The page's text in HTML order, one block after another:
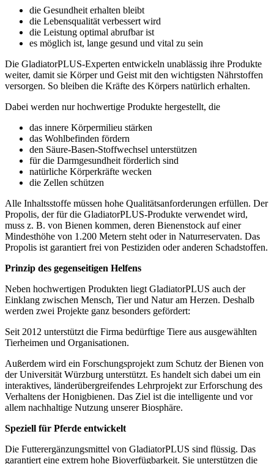
die Gesundheit erhalten bleibt
die Lebensqualität verbessert wird
die Leistung optimal abrufbar ist
es möglich ist, lange gesund und vital zu sein
Die GladiatorPLUS-Experten entwickeln unablässig ihre Produkte
weiter, damit sie Körper und Geist mit den wichtigsten Nährstoffen
versorgen. So bleiben die Kräfte des Körpers natürlich erhalten.
Dabei werden nur hochwertige Produkte hergestellt, die
das innere Körpermilieu stärken
das Wohlbefinden fördern
den Säure-Basen-Stoffwechsel unterstützen
für die Darmgesundheit förderlich sind
natürliche Körperkräfte wecken
die Zellen schützen
Alle Inhaltsstoffe müssen hohe Qualitätsanforderungen erfüllen. Der
Propolis, der für die GladiatorPLUS-Produkte verwendet wird,
muss z. B. von Bienen kommen, deren Bienenstock auf einer
Mindesthöhe von 1.200 Metern steht oder in Naturreservaten. Das
Propolis ist garantiert frei von Pestiziden oder anderen Schadstoffen.
Prinzip des gegenseitigen Helfens
Neben hochwertigen Produkten liegt GladiatorPLUS auch der
Einklang zwischen Mensch, Tier und Natur am Herzen. Deshalb
werden zwei Projekte ganz besonders gefördert:
Seit 2012 unterstützt die Firma bedürftige Tiere aus ausgewählten
Tierheimen und Organisationen.
Außerdem wird ein Forschungsprojekt zum Schutz der Bienen von
der Universität Würzburg unterstützt. Es handelt sich dabei um ein
interaktives, länderübergreifendes Lehrprojekt zur Erforschung des
Verhaltens der Honigbienen. Das Ziel ist die intelligente und vor
allem nachhaltige Nutzung unserer Biosphäre.
Speziell für Pferde entwickelt
Die Futterergänzungsmittel von GladiatorPLUS sind flüssig. Das
garantiert eine extrem hohe Bioverfügbarkeit. Sie unterstützen die